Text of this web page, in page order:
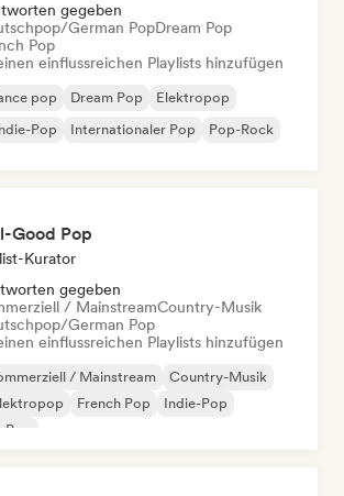
gegeben
German PopDream Pop
Pop
einflussreichen Playlists hinzufügen
pop Dream Pop
Elektropop
Pop Internationaler Pop Pop-Rock
Good Pop
Kurator
gegeben
/ MainstreamCountry-Musik
German Pop
einflussreichen Playlists hinzufügen
/ Mainstream
Country-Musik
French Pop
Indie-Pop